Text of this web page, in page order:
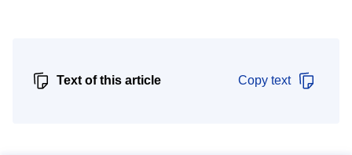
Text of this article Copy text